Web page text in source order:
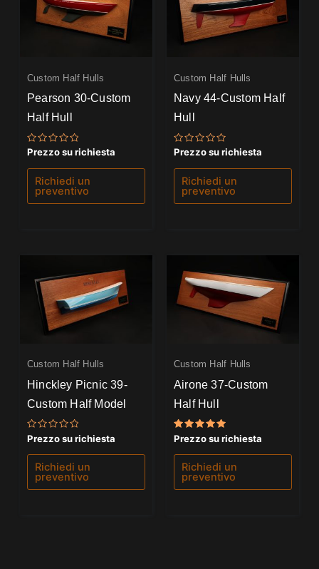
Custom Half Hulls
Pearson 30-Custom
Half Hull
Valutato
su
Prezzo su richiesta
Richiedi un
preventivo
Custom Half Hulls
Navy 44-Custom Half
Hull
Valutato
su
Prezzo su richiesta
Richiedi un
preventivo
Custom Half Hulls
Hinckley Picnic 39-
Custom Half Model
Valutato
0
su
Prezzo su richiesta
Richiedi un
preventivo
Custom Half Hulls
Airone 37-Custom
Half Hull
Valutato
5.00
su 5
Prezzo su richiesta
Richiedi un
preventivo